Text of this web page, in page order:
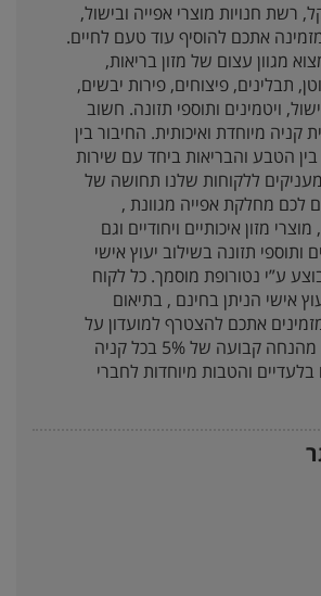
חנויות מוצרי אפייה ובישול,
אתכם להוסיף עוד טעם לחיים.
מגוון עצום של מזון בריאות,
תבלינים, פיצוחים, פירות יבשים,
ויטמינים ותוספי תזונה. חשוב
קניה מיוחדת ואיכותית. החיבור בין
הטבע והבריאות ביחד עם שירות
ללקוחות שלנו תחושה של
לכם מחלקת אפייה מגוונת ,
מזון איכותיים ויחודיים וגם
ותוספי תזונה בשילוב יעוץ אישי
ע”י נטורופת מוסמך. כל לקוח
אישי הניתן בחינם , בתיאום
אתכם להצטרף למועדון על
המשקל להנות מהנחה קבועה של 5% בכל קניה
והטבות מיוחדות לחברי